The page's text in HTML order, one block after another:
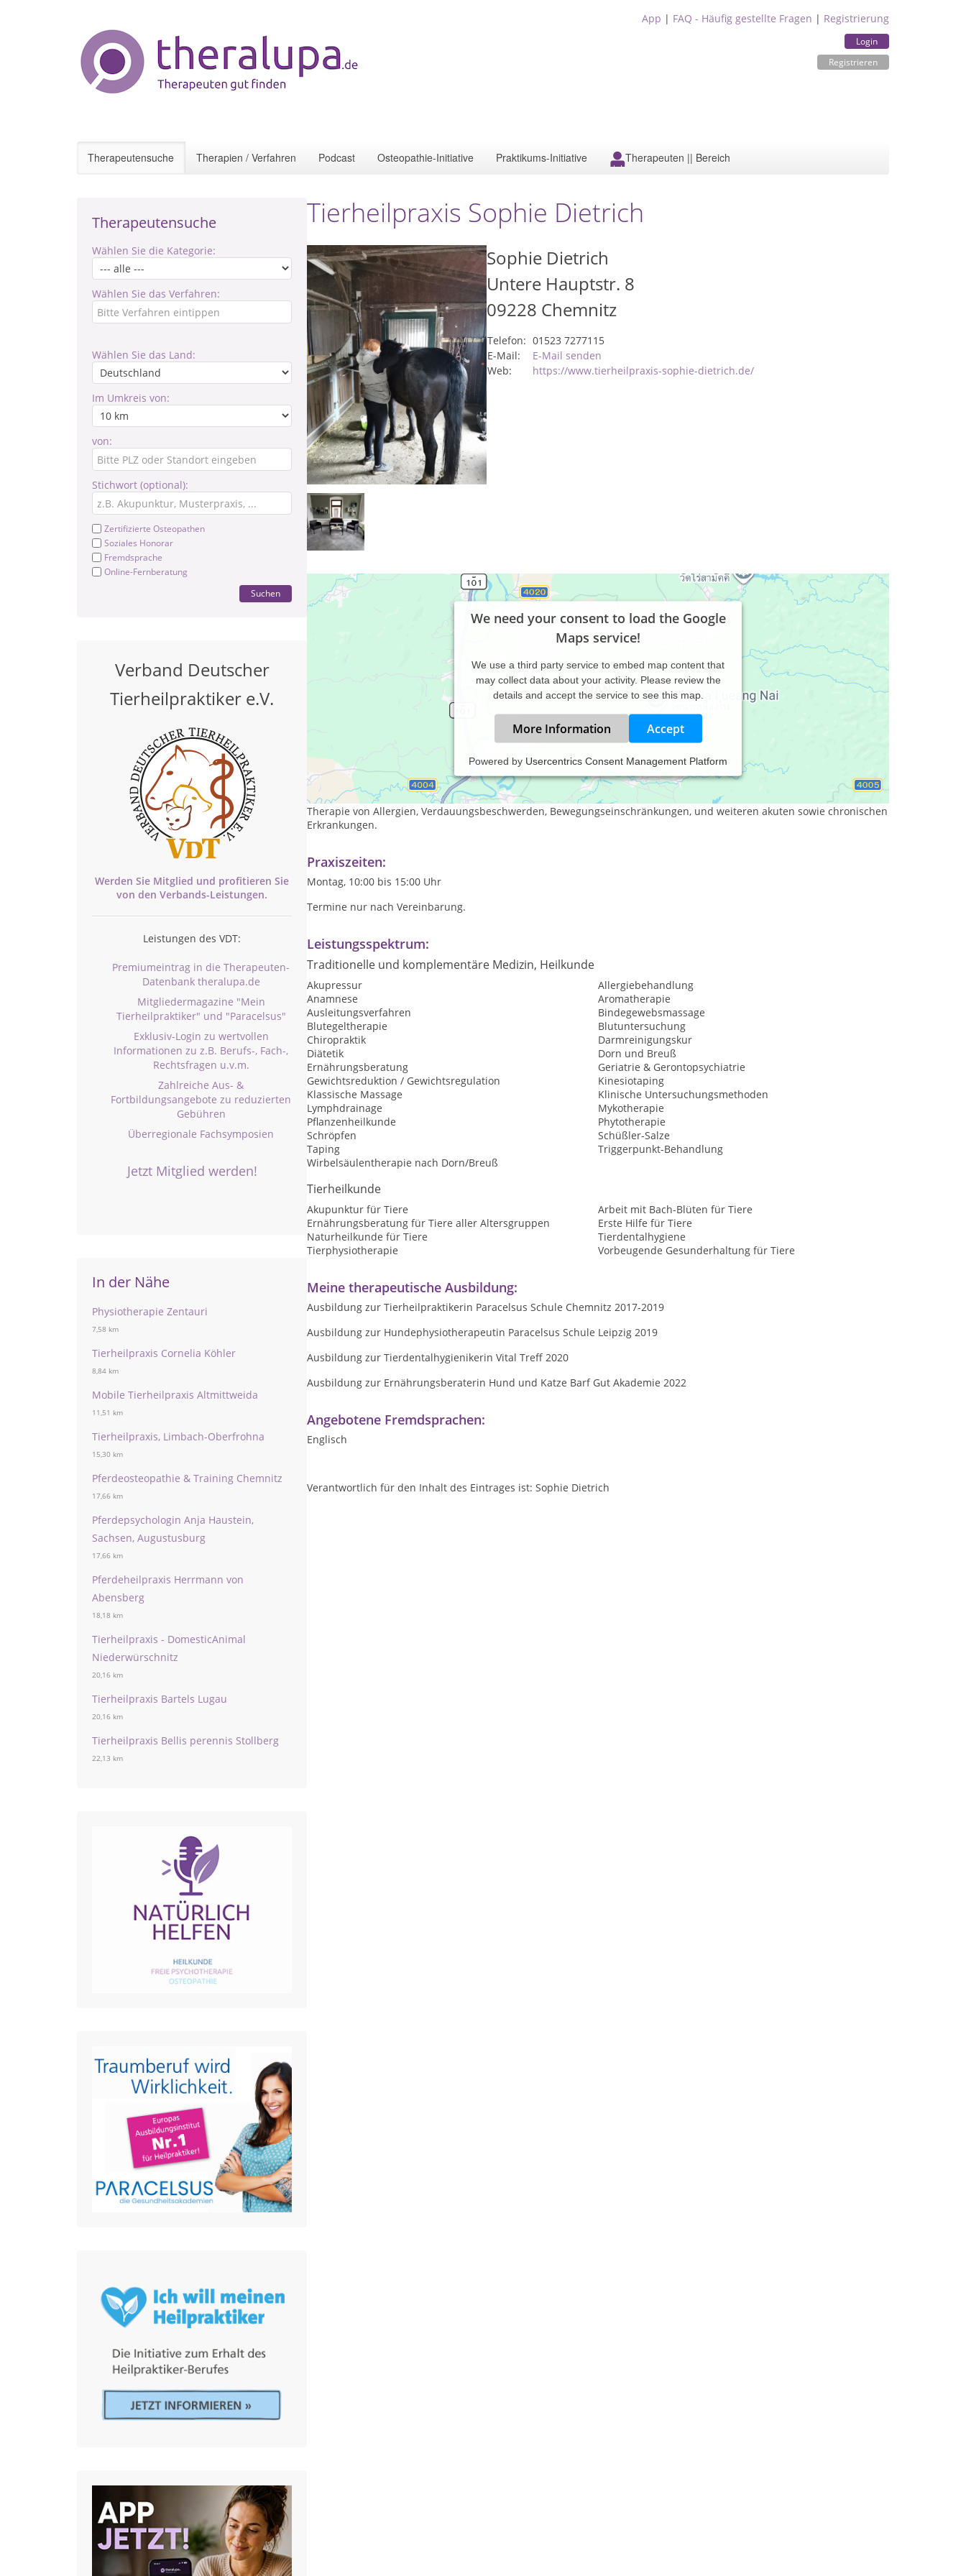
App | FAQ - Häufig gestellte Fragen | Registrierung
Login
Registrieren
Therapeutensuche Therapien / Verfahren Podcast Osteopathie-Initiative Praktikums-Initiative Therapeuten || Bereich
Therapeutensuche
Wählen Sie die Kategorie:
Wählen Sie das Verfahren:
Wählen Sie das Land:
Im Umkreis von:
von:
Stichwort (optional):
Zertifizierte Osteopathen
Soziales Honorar
Fremdsprache
Online-Fernberatung
Suchen
Verband Deutscher
Tierheilpraktiker e.V.
Werden Sie Mitglied und profitieren Sie
von den Verbands-Leistungen.
Leistungen des VDT:
Premiumeintrag in die Therapeuten-
Datenbank theralupa.de
Mitgliedermagazine "Mein
Tierheilpraktiker" und "Paracelsus"
Exklusiv-Login zu wertvollen
Informationen zu z.B. Berufs-, Fach-,
Rechtsfragen u.v.m.
Zahlreiche Aus- &
Fortbildungsangebote zu reduzierten
Gebühren
Überregionale Fachsymposien
Jetzt Mitglied werden!
In der Nähe
Physiotherapie Zentauri
7,58 km
Tierheilpraxis Cornelia Köhler
8,84 km
Mobile Tierheilpraxis Altmittweida
11,51 km
Tierheilpraxis, Limbach-Oberfrohna
15,30 km
Pferdeosteopathie & Training Chemnitz
17,66 km
Pferdepsychologin Anja Haustein,
Sachsen, Augustusburg
17,66 km
Pferdeheilpraxis Herrmann von
Abensberg
18,18 km
Tierheilpraxis - DomesticAnimal
Niederwürschnitz
20,16 km
Tierheilpraxis Bartels Lugau
20,16 km
Tierheilpraxis Bellis perennis Stollberg
22,13 km
Tierheilpraxis Sophie Dietrich
Sophie Dietrich
Untere Hauptstr. 8
09228 Chemnitz
Telefon: 01523 7277115
E-Mail:
E-Mail senden
Web:
https://www.tierheilpraxis-sophie-dietrich.de/
We need your consent to load the Google
Maps service!
We use a third party service to embed map content that
may collect data about your activity. Please review the
details and accept the service to see this map.
More Information Accept
Powered by Usercentrics Consent Management Platform
Tierheilpraktik für Kleintiere, Ernährungsberatung für Hunde und Katzen, Hundephysiotherapie und Dentalhygiene für
Hunde.
Therapie von Allergien, Verdauungsbeschwerden, Bewegungseinschränkungen, und weiteren akuten sowie chronischen
Erkrankungen.
Praxiszeiten:
Montag, 10:00 bis 15:00 Uhr
Termine nur nach Vereinbarung.
Leistungsspektrum:
Traditionelle und komplementäre Medizin, Heilkunde
Akupressur
Allergiebehandlung
Anamnese
Aromatherapie
Ausleitungsverfahren
Bindegewebsmassage
Blutegeltherapie
Blutuntersuchung
Chiropraktik
Darmreinigungskur
Diätetik
Dorn und Breuß
Ernährungsberatung
Geriatrie & Gerontopsychiatrie
Gewichtsreduktion / Gewichtsregulation
Kinesiotaping
Klassische Massage
Klinische Untersuchungsmethoden
Lymphdrainage
Mykotherapie
Pflanzenheilkunde
Phytotherapie
Schröpfen
Schüßler-Salze
Taping
Triggerpunkt-Behandlung
Wirbelsäulentherapie nach Dorn/Breuß
Tierheilkunde
Akupunktur für Tiere
Arbeit mit Bach-Blüten für Tiere
Ernährungsberatung für Tiere aller Altersgruppen
Erste Hilfe für Tiere
Naturheilkunde für Tiere
Tierdentalhygiene
Tierphysiotherapie
Vorbeugende Gesunderhaltung für Tiere
Meine therapeutische Ausbildung:
Ausbildung zur Tierheilpraktikerin Paracelsus Schule Chemnitz 2017-2019
Ausbildung zur Hundephysiotherapeutin Paracelsus Schule Leipzig 2019
Ausbildung zur Tierdentalhygienikerin Vital Treff 2020
Ausbildung zur Ernährungsberaterin Hund und Katze Barf Gut Akademie 2022
Angebotene Fremdsprachen:
Englisch
Verantwortlich für den Inhalt des Eintrages ist: Sophie Dietrich